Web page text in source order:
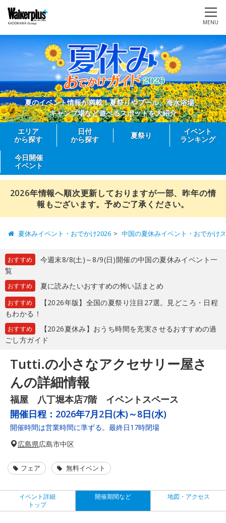
MENU
夏のイベント情報が満載！夏祭りやプール、海水浴場、
キャンプ場など遊べるスポットを大紹介
エリア
から探す
日付
から探す
夏祭り
イベント
ランキング
今日開催
イベント
2026年情報へ順次更新しておりますが一部、昨年の情
報もございます。予めご了承ください。
夏休みイベント・おでかけ2026 中国の夏休みイベント・おでかけ
おすすめ
今週末8/8(土)～8/9(日)開催の中国の夏休みイベント一
覧
おすすめ 夏に読みたいおすすめの怖い話まとめ
おすすめ
【2026年版】全国の夏祭り注目27選。見どころ・日程
もわかる！
おすすめ
【2026夏休み】おうち時間を充実させるおすすめの過
ごし方ガイド
Tutti.の小さなアクセサリー屋さ
んの詳細情報
福屋 八丁堀本店7階 イベントスペース
開催日程： 2026年7月2日(木)～8日(水)
開催時間は営業時間に準ずる。最終日17時閉場
広島県広島市中区
フェア 無料イベント
イベント詳細
トップ
開催期間など 地図・アクセス